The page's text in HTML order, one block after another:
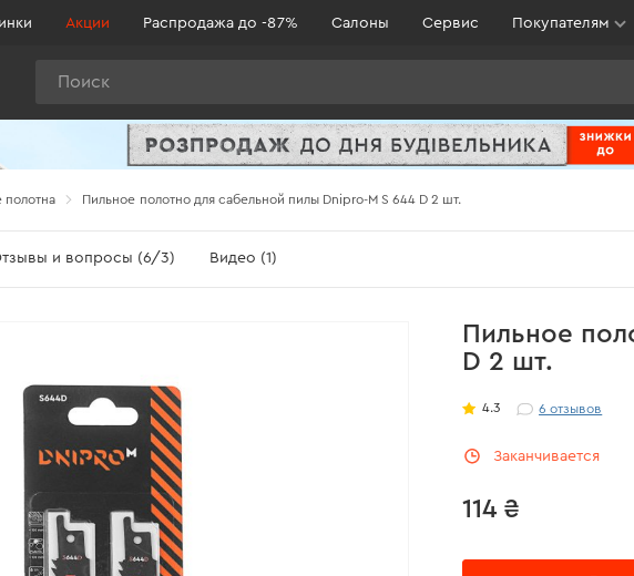
Акции Распродажа до -87% Салоны Сервис Покупателям
полотна Пильное полотно для сабельной пилы Dnipro-M S 644 D 2 шт.
и вопросы (6/3) Видео (1)
Пильное
D 2 шт.
4.3 6отзывов
Заканчивается
114 ₴